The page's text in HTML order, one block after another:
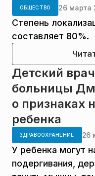
ОБЩЕСТВО 26 марта
Степень
составляет 80%.
Детский
больницы
о признаках
ребенка
ЗДРАВООХРАНЕНИЕ 26
У ребенка могут
подергивания,